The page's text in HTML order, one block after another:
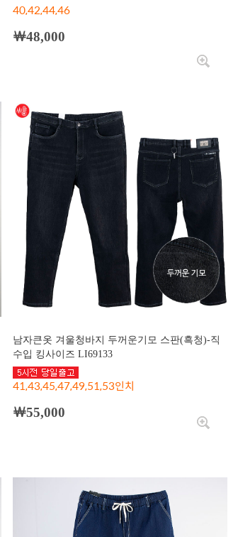
40,42,44,46
￦48,000
남자큰옷 겨울청바지 두꺼운기모 스판(흑청)-직
수입 킹사이즈 LI69133
41,43,45,47,49,51,53인치
￦55,000